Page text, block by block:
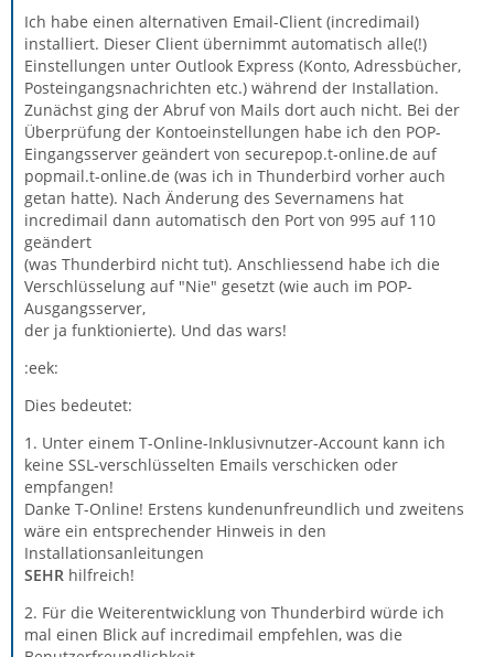
Ich habe einen alternativen Email-Client (incredimail)
installiert. Dieser Client übernimmt automatisch alle(!)
Einstellungen unter Outlook Express (Konto, Adressbücher,
Posteingangsnachrichten etc.) während der Installation.
Zunächst ging der Abruf von Mails dort auch nicht. Bei der
Überprüfung der Kontoeinstellungen habe ich den POP-
Eingangsserver geändert von securepop.t-online.de auf
popmail.t-online.de (was ich in Thunderbird vorher auch
getan hatte). Nach Änderung des Severnamens hat
incredimail dann automatisch den Port von 995 auf 110
geändert
(was Thunderbird nicht tut). Anschliessend habe ich die
Verschlüsselung auf "Nie" gesetzt (wie auch im POP-
Ausgangsserver,
der ja funktionierte). Und das wars!
:eek:
Dies bedeutet:
1. Unter einem T-Online-Inklusivnutzer-Account kann ich
keine SSL-verschlüsselten Emails verschicken oder
empfangen!
Danke T-Online! Erstens kundenunfreundlich und zweitens
wäre ein entsprechender Hinweis in den
Installationsanleitungen
SEHR hilfreich!
2. Für die Weiterentwicklung von Thunderbird würde ich
mal einen Blick auf incredimail empfehlen, was die